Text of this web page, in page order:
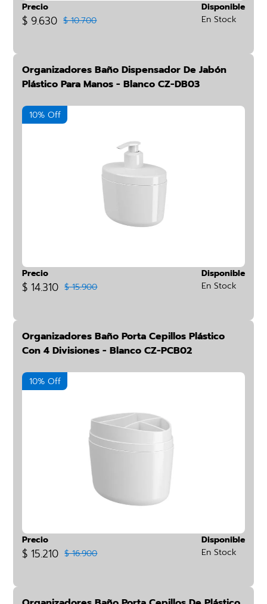
Precio
$ 9.630 $ 10.700
Disponible
En Stock
Organizadores Baño Dispensador De Jabón
Plástico Para Manos - Blanco CZ-DB03
10% Off
Precio
$ 14.310 $ 15.900
Disponible
En Stock
Organizadores Baño Porta Cepillos Plástico
Con 4 Divisiones - Blanco CZ-PCB02
10% Off
Precio
$ 15.210 $ 16.900
Disponible
En Stock